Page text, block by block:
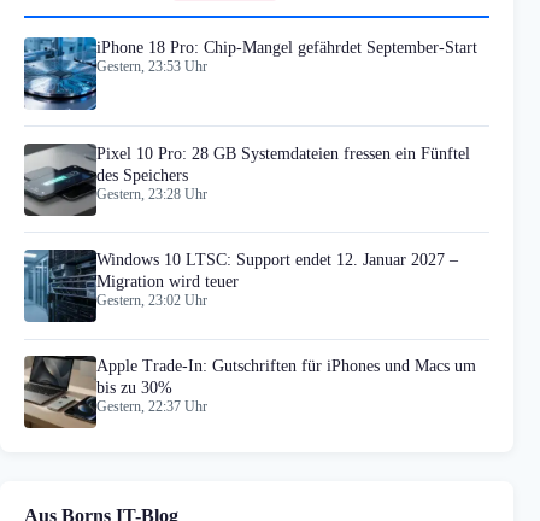
iPhone 18 Pro: Chip-Mangel gefährdet September-Start
Gestern, 23:53 Uhr
Pixel 10 Pro: 28 GB Systemdateien fressen ein Fünftel
des Speichers
Gestern, 23:28 Uhr
Windows 10 LTSC: Support endet 12. Januar 2027 –
Migration wird teuer
Gestern, 23:02 Uhr
Apple Trade-In: Gutschriften für iPhones und Macs um
bis zu 30%
Gestern, 22:37 Uhr
Aus Borns IT-Blog